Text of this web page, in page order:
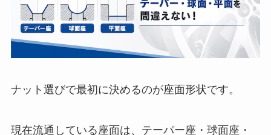
ナット選びで最初に決めるのが座面形状です。
現在流通している座面は、テーパー座・球面座・